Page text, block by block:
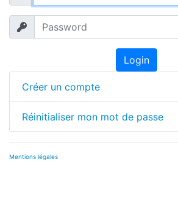
Login
Créer un compte
Réinitialiser mon mot de passe
Mentions légales